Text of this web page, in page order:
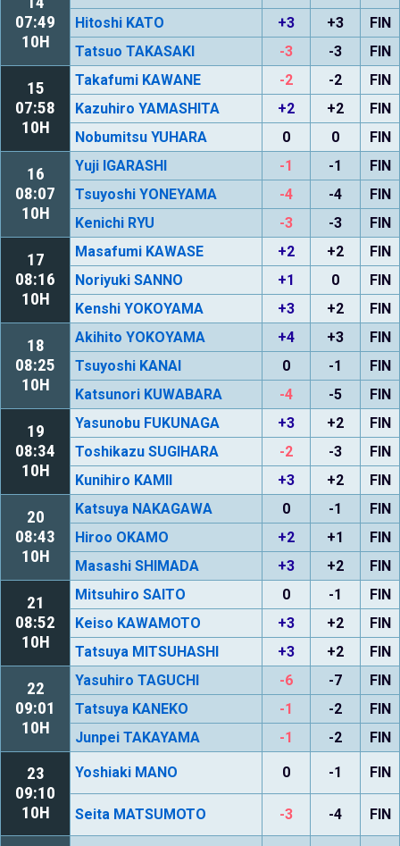
07:49
10H
Hitoshi KATO
+3 +3
FIN
Tatsuo TAKASAKI
-3 -3 FIN
15
07:58
10H
Takafumi KAWANE -2 -2
FIN
Kazuhiro YAMASHITA
+2 +2
FIN
Nobumitsu YUHARA
0 0 FIN
16
08:07
10H
Yuji IGARASHI -1 -1
FIN
Tsuyoshi YONEYAMA
-4 -4
FIN
Kenichi RYU
-3 -3 FIN
17
08:16
10H
Masafumi KAWASE +2 +2
FIN
Noriyuki SANNO
+1 0
FIN
Kenshi YOKOYAMA
+3 +2 FIN
18
08:25
10H
Akihito YOKOYAMA +4 +3
FIN
Tsuyoshi KANAI
0 -1
FIN
Katsunori KUWABARA
-4 -5 FIN
19
08:34
10H
Yasunobu FUKUNAGA +3 +2
FIN
Toshikazu SUGIHARA
-2 -3
FIN
Kunihiro KAMII
+3 +2 FIN
20
08:43
10H
Katsuya NAKAGAWA 0 -1
FIN
Hiroo OKAMO
+2 +1
FIN
Masashi SHIMADA
+3 +2 FIN
21
08:52
10H
Mitsuhiro SAITO 0 -1
FIN
Keiso KAWAMOTO
+3 +2
FIN
Tatsuya MITSUHASHI
+3 +2 FIN
22
09:01
10H
Yasuhiro TAGUCHI -6 -7
FIN
Tatsuya KANEKO
-1 -2
FIN
Junpei TAKAYAMA
-1 -2 FIN
23
09:10
10H
Yoshiaki MANO 0 -1 FIN
Seita MATSUMOTO -3 -4 FIN